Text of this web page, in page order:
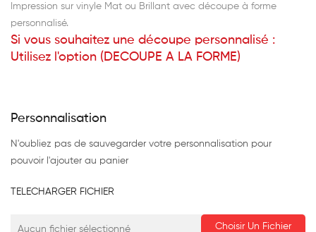
Impression sur vinyle Mat ou Brillant avec découpe à forme
personnalisé.
Si vous souhaitez une découpe personnalisé :
Utilisez l'option (DECOUPE A LA FORME)
Personnalisation
N'oubliez pas de sauvegarder votre personnalisation pour
pouvoir l'ajouter au panier
TELECHARGER FICHIER
Aucun fichier sélectionné Choisir Un Fichier